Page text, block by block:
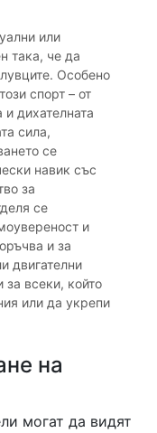
или
така, че да
Особено
спорт – от
дихателната
сила,
се
навик със
за
се
и
и за
двигателни
за всеки, който
или да укрепи
на
могат да видят